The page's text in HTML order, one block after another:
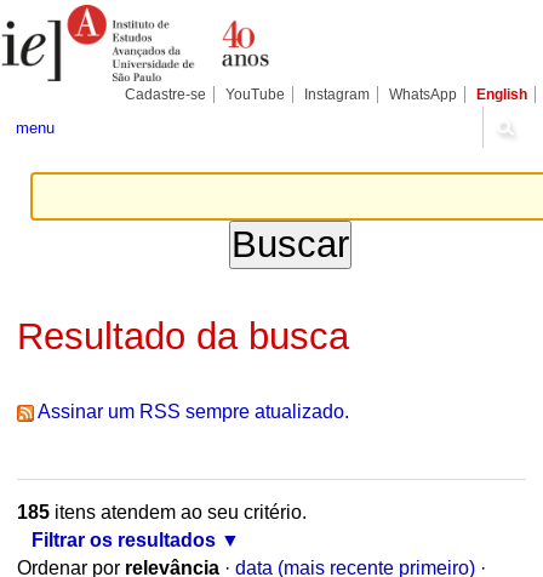
para
conteúdo.
Pessoais
Cadastre-se YouTube Instagram WhatsApp English
menu
Resultado da busca
Assinar um RSS sempre atualizado.
185itens atendem ao seu critério.
Filtrar os resultados
Ordenar por relevância · data (mais recente primeiro) ·